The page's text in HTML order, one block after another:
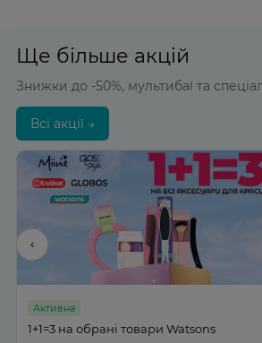
Ще більше акцій
Знижки до -50%, мультибаї та
Всі акції →
‹
Активна
1+1=3 на обрані товари Watsons